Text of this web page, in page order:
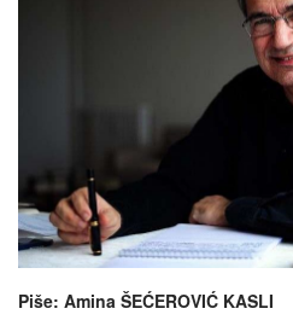
Piše: Amina ŠEĆEROVIĆ KASLI